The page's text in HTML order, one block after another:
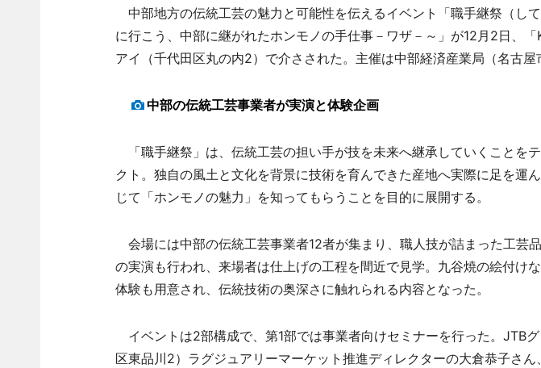
中部地方の伝統工芸の魅力と可能性を伝えるイベント「職手継祭（し
に行こう、中部に継がれたホンモノの手仕事－ワザ－～」が12月2日、「
アイ（千代田区丸の内2）で介さされた。主催は中部経済産業局（名古屋
中部の伝統工芸事業者が実演と体験企画
「職手継祭」は、伝統工芸の担い手が技を未来へ継承していくことを
クト。独自の風土と文化を背景に技術を育んできた産地へ実際に足を運
じて「ホンモノの魅力」を知ってもらうことを目的に展開する。
会場には中部の伝統工芸事業者12者が集まり、職人技が詰まった工芸
の実演も行われ、来場者は仕上げの工程を間近で見学。九谷焼の絵付け
体験も用意され、伝統技術の奥深さに触れられる内容となった。
イベントは2部構成で、第1部では事業者向けセミナーを行った。JTB
区東品川2）ラグジュアリーマーケット推進ディレクターの大倉恭子さ